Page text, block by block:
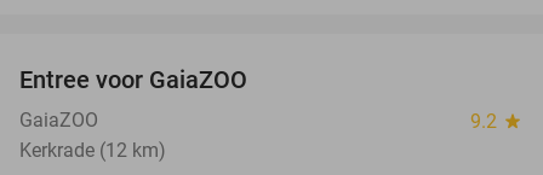
Entree voor GaiaZOO
GaiaZOO 9.2 star
Kerkrade (12 km)